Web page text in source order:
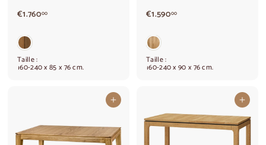
€1.76000€
0
Taille :
160-240 x 85 x 76 cm.
€1.59000€
0
Taille :
160-240 x 90 x 76 cm.
Ajouter au panier Ajouter au panier